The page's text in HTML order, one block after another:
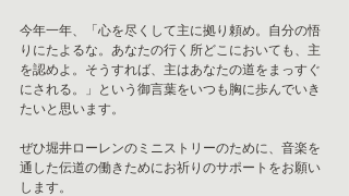
今年一年、「心を尽くして主に拠り頼め。自分の悟
りにたよるな。あなたの行く所どこにおいても、主
を認めよ。そうすれば、主はあなたの道をまっすぐ
にされる。」という御言葉をいつも胸に歩んでいき
たいと思います。
ぜひ堀井ローレンのミニストリーのために、音楽を
通した伝道の働きためにお祈りのサポートをお願い
します。